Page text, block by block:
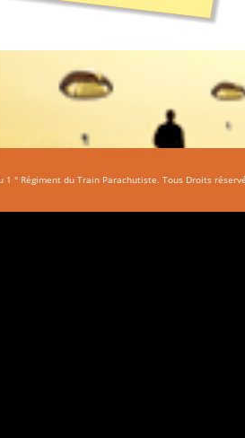
1 ° Régiment du Train Parachutiste. Tous Droits